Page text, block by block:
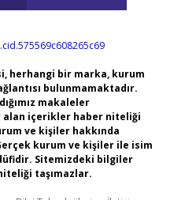
herhangi bir marka, kurum
bulunmamaktadır.
makaleler
alan içerikler haber niteliği
ve kişiler hakkında
kurum ve kişiler ile isim
Sitemizdeki bilgiler
taşımazlar.